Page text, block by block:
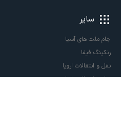
سایر
جام ملت های آسیا
رنکینگ فیفا
نقل و انتقالات اروپا
نقل و انتقالات ایران